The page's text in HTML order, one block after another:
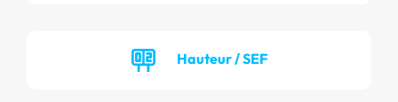
Hauteur / SEF